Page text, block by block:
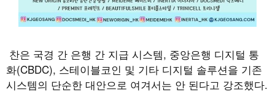
찬은 국경 간 은행 간 지급 시스템, 중앙은행 디지털 통
화(CBDC), 스테이블코인 및 기타 디지털 솔루션을 기존
시스템의 단순한 대안으로 여겨서는 안 된다고 강조했다.